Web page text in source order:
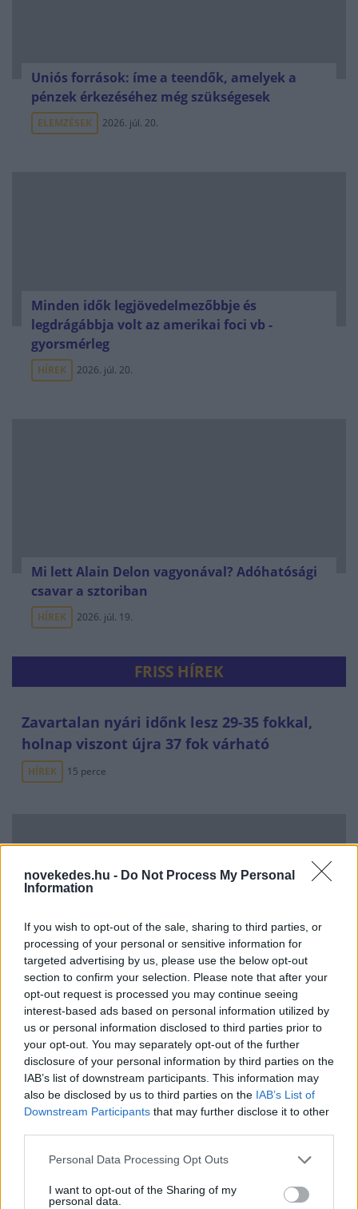
novekedes.hu - Do Not Process My Personal
Information
If you wish to opt-out of the sale, sharing to third parties, or
processing of your personal or sensitive information for
targeted advertising by us, please use the below opt-out
section to confirm your selection. Please note that after your
opt-out request is processed you may continue seeing
interest-based ads based on personal information utilized by
us or personal information disclosed to third parties prior to
your opt-out. You may separately opt-out of the further
disclosure of your personal information by third parties on the
IAB’s list of downstream participants. This information may
also be disclosed by us to third parties on the IAB’s List of
Downstream Participants that may further disclose it to other
Please note that this website/app uses one or more Google
not limited to your visit or usage behaviour. You may click to
grant or deny consent to Google and its third-party tags to
Personal Data Processing Opt Outs
I want to opt-out of the Sharing of my
personal data.
Uniós források: íme a teendők, amelyek a
pénzek érkezéséhez még szükségesek
ELEMZÉSEK 2026. júl. 20.
Minden idők legjövedelmezőbbje és
legdrágábbja volt az amerikai foci vb -
gyorsmérleg
HÍREK 2026. júl. 20.
Mi lett Alain Delon vagyonával? Adóhatósági
csavar a sztoriban
HÍREK 2026. júl. 19.
FRISS HÍREK
Zavartalan nyári időnk lesz 29-35 fokkal,
holnap viszont újra 37 fok várható
HÍREK 15 perce
Szépségipar és orvosi turizmus: milyen erős
Budapest a plasztikai sebészet térképén?
ELEMZÉSEK egy órája
Azonosítatlan drón robbant fel a Transz-
Balkán gázvezeték közelében Bulgáriában